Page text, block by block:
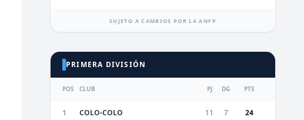
SUJETO A CAMBIOS POR LA ANFP
PRIMERA DIVISIÓN
POS CLUB PJ DG PTS
1 COLO-COLO 11 7 24